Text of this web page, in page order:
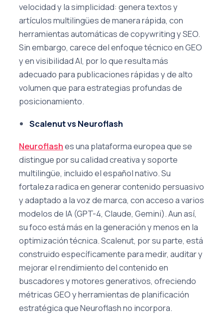
velocidad y la simplicidad: genera textos y
artículos multilingües de manera rápida, con
herramientas automáticas de copywriting y SEO.
Sin embargo, carece del enfoque técnico en GEO
y en visibilidad AI, por lo que resulta más
adecuado para publicaciones rápidas y de alto
volumen que para estrategias profundas de
posicionamiento.
Scalenut vs Neuroflash
Neuroflashes una plataforma europea que se
distingue por su calidad creativa y soporte
multilingüe, incluido el español nativo. Su
fortaleza radica en generar contenido persuasivo
y adaptado a la voz de marca, con acceso a varios
modelos de IA (GPT-4, Claude, Gemini). Aun así,
su foco está más en la generación y menos en la
optimización técnica. Scalenut, por su parte, está
construido específicamente para medir, auditar y
mejorar el rendimiento del contenido en
buscadores y motores generativos, ofreciendo
métricas GEO y herramientas de planificación
estratégica que Neuroflash no incorpora.